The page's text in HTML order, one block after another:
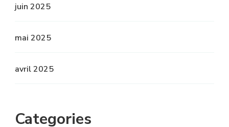
juin 2025
mai 2025
avril 2025
Categories